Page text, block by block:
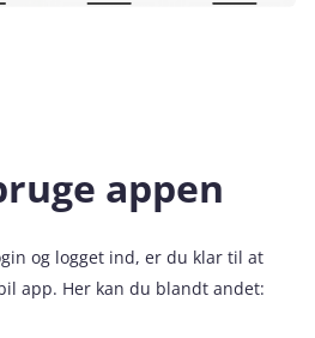
appen
og logget ind, er du klar til at
app. Her kan du blandt andet: